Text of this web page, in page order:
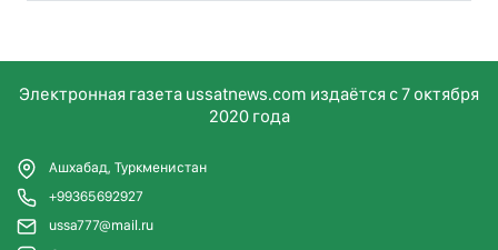
Электронная газета ussatnews.com издаётся с 7 октября
2020 года
Ашхабад, Туркменистан
+99365692927
ussa777@mail.ru